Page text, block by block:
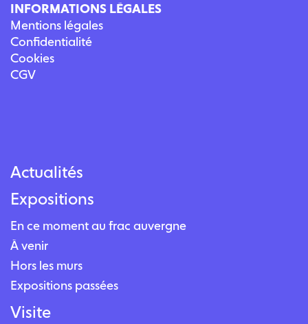
INFORMATIONS LÉGALES
Mentions légales
Confidentialité
Cookies
CGV
Actualités
Expositions
En ce moment au frac auvergne
À venir
Hors les murs
Expositions passées
Visite